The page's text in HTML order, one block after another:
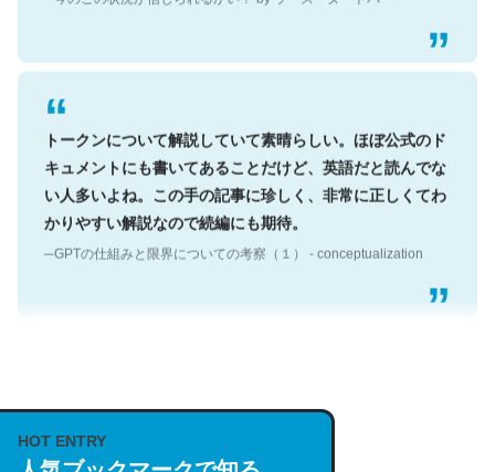
トークンについて解説していて素晴らしい。ほぼ公式のド
キュメントにも書いてあることだけど、英語だと読んでな
い人多いよね。この手の記事に珍しく、非常に正しくてわ
かりやすい解説なので続編にも期待。
─GPTの仕組みと限界についての考察（１） - conceptualization
説してる記事が少ないので貴重な良記事。/続編来た
https://isobe324649.hatenablog.com/entry/2023/03/27
/064121
HOT ENTRY